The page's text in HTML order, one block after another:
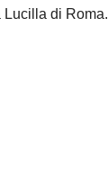
di Roma.